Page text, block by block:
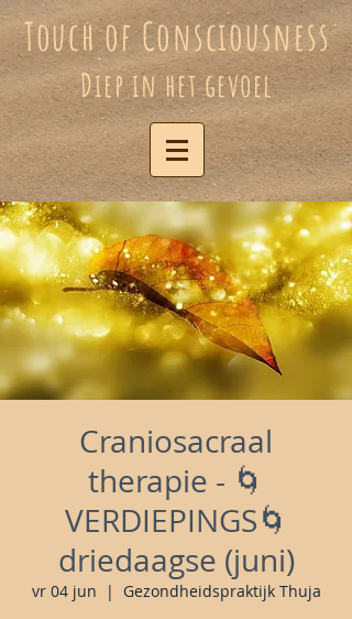
Touch of Consciousness
Diep in het gevoel
Craniosacraal
therapie - 🌀
VERDIEPINGS🌀
driedaagse (juni)
vr 04 jun
  |
Gezondheidspraktijk Thuja